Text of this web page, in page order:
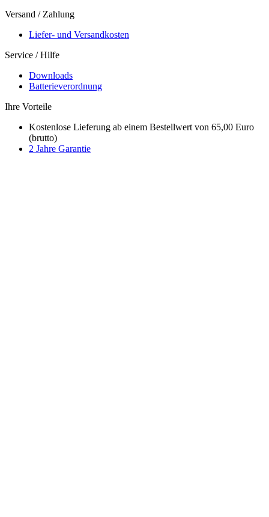
Versand / Zahlung
Liefer- und Versandkosten
Service / Hilfe
Downloads
Batterieverordnung
Ihre Vorteile
Kostenlose Lieferung ab einem Bestellwert von 65,00 Euro
(brutto)
2 Jahre Garantie